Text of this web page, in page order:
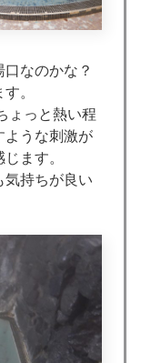
なのかな？
。
ょっと熱い程
ような刺激が
ます。
気持ちが良い